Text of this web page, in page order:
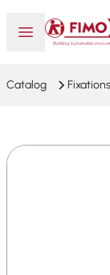
Ouvrir ou
Retour à
Catalog Fixations